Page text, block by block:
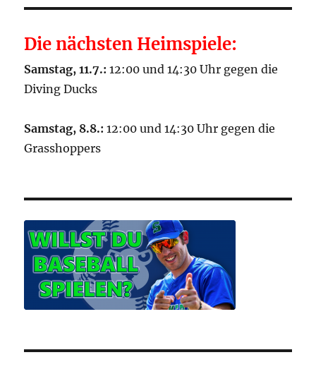
Die nächsten Heimspiele:
Samstag, 11.7.: 12:00 und 14:30 Uhr gegen die
Diving Ducks
Samstag, 8.8.: 12:00 und 14:30 Uhr gegen die
Grasshoppers